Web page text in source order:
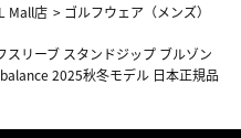
Mall店 > ゴルフウェア（メンズ）
リーブ スタンドジップ ブルゾン
2025秋冬モデル 日本正規品